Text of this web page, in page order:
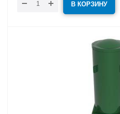
В КОРЗИНУ